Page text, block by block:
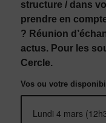
structure / dans
prendre en
? Réunion
actus. Pour les
Cercle.
Vos ou votre